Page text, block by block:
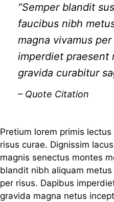
“Semper blandit
faucibus nibh
magna vivamus
imperdiet praesent
gravida curabitur
– Quote Citation
Pretium lorem primis
risus curae. Dignissim
magnis senectus montes
blandit nibh aliquam
per risus. Dapibus
gravida magna netus